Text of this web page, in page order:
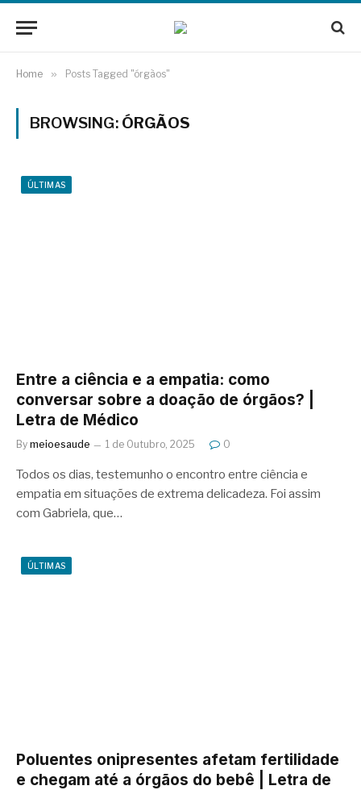
Home » Posts Tagged "órgãos"
BROWSING: ÓRGÃOS
ÚLTIMAS
Entre a ciência e a empatia: como
conversar sobre a doação de órgãos? |
Letra de Médico
By meioesaude 1 de Outubro, 2025 0
Todos os dias, testemunho o encontro entre ciência e
empatia em situações de extrema delicadeza. Foi assim
com Gabriela, que…
ÚLTIMAS
Poluentes onipresentes afetam fertilidade
e chegam até a órgãos do bebê | Letra de